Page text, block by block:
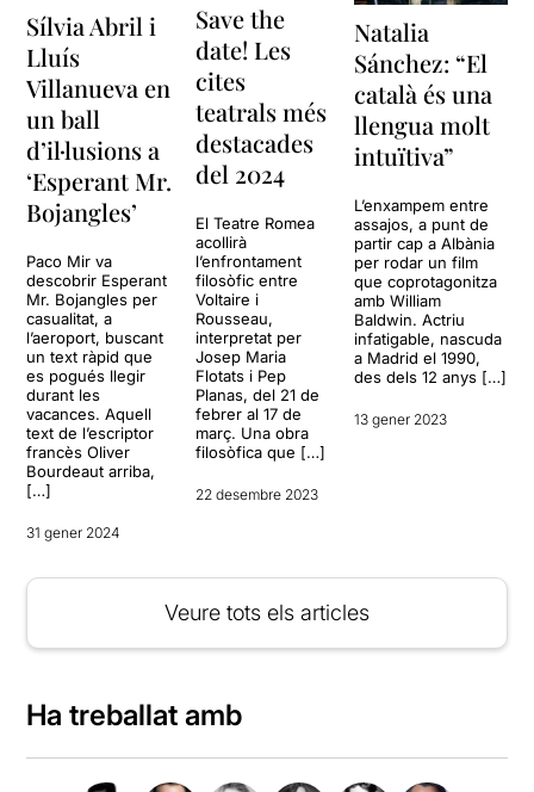
Sílvia Abril i
Lluís
Villanueva en
un ball
d’il·lusions a
‘Esperant Mr.
Bojangles’
Paco Mir va
descobrir Esperant
Mr. Bojangles per
casualitat, a
l’aeroport, buscant
un text ràpid que
es pogués llegir
durant les
vacances. Aquell
text de l’escriptor
francès Oliver
Bourdeaut arriba,
[…]
31 gener 2024
Save the
date! Les
cites
teatrals més
destacades
del 2024
El Teatre Romea
acollirà
l’enfrontament
filosòfic entre
Voltaire i
Rousseau,
interpretat per
Josep Maria
Flotats i Pep
Planas, del 21 de
febrer al 17 de
març. Una obra
filosòfica que […]
22 desembre 2023
Natalia
Sánchez: “El
català és una
llengua molt
intuïtiva”
L’enxampem entre
assajos, a punt de
partir cap a Albània
per rodar un film
que coprotagonitza
amb William
Baldwin. Actriu
infatigable, nascuda
a Madrid el 1990,
des dels 12 anys […]
13 gener 2023
Veure tots els articles
Ha treballat amb